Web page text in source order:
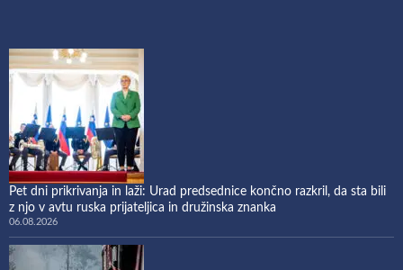
Pet dni prikrivanja in laži: Urad predsednice končno razkril, da sta bili
z njo v avtu ruska prijateljica in družinska znanka
06.08.2026